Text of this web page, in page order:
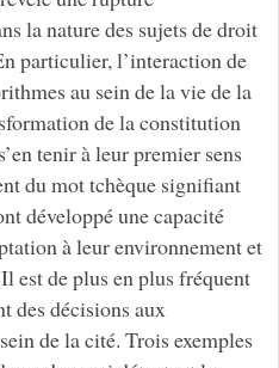
la nature des sujets de droit
particulier, l’interaction de
au sein de la vie de la
de la constitution
tenir à leur premier sens
du mot tchèque signifiant
développé une capacité
à leur environnement et
est de plus en plus fréquent
des décisions aux
de la cité. Trois exemples